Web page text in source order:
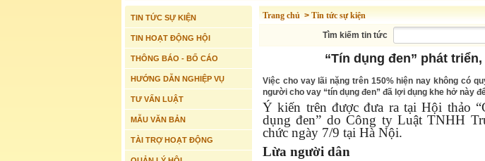
TIN TỨC SỰ KIỆN
TIN HOẠT ĐỘNG HỘI
THÔNG BÁO - BỐ CÁO
HƯỚNG DẪN NGHIỆP VỤ
TƯ VẤN LUẬT
MẪU VĂN BẢN
TÀI TRỢ HOẠT ĐỘNG
Trang chủ > Tin tức sự kiện
Tìm kiếm tin tức
“Tín dụng đen” phát
Việc cho vay lãi nặng trên 150% hiện nay không có
người cho vay “tín dụng đen” đã lợi dụng khe hở này
Ý kiến trên được đưa ra tại Hội thảo
dụng đen” do Công ty Luật TNHH
chức ngày 7/9 tại Hà Nội.
Lừa người dân